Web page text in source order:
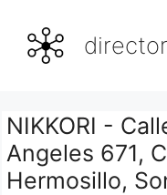
contenido
NIKKORI -
Angeles 671,
Hermosillo,